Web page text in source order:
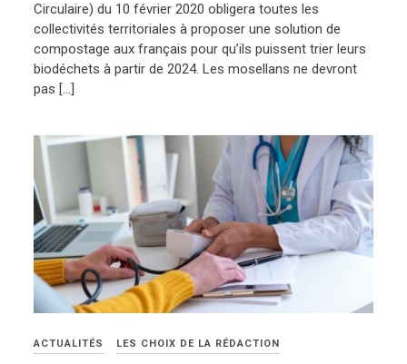
Circulaire) du 10 février 2020 obligera toutes les
collectivités territoriales à proposer une solution de
compostage aux français pour qu’ils puissent trier leurs
biodéchets à partir de 2024. Les mosellans ne devront
pas […]
ACTUALITÉS LES CHOIX DE LA RÉDACTION